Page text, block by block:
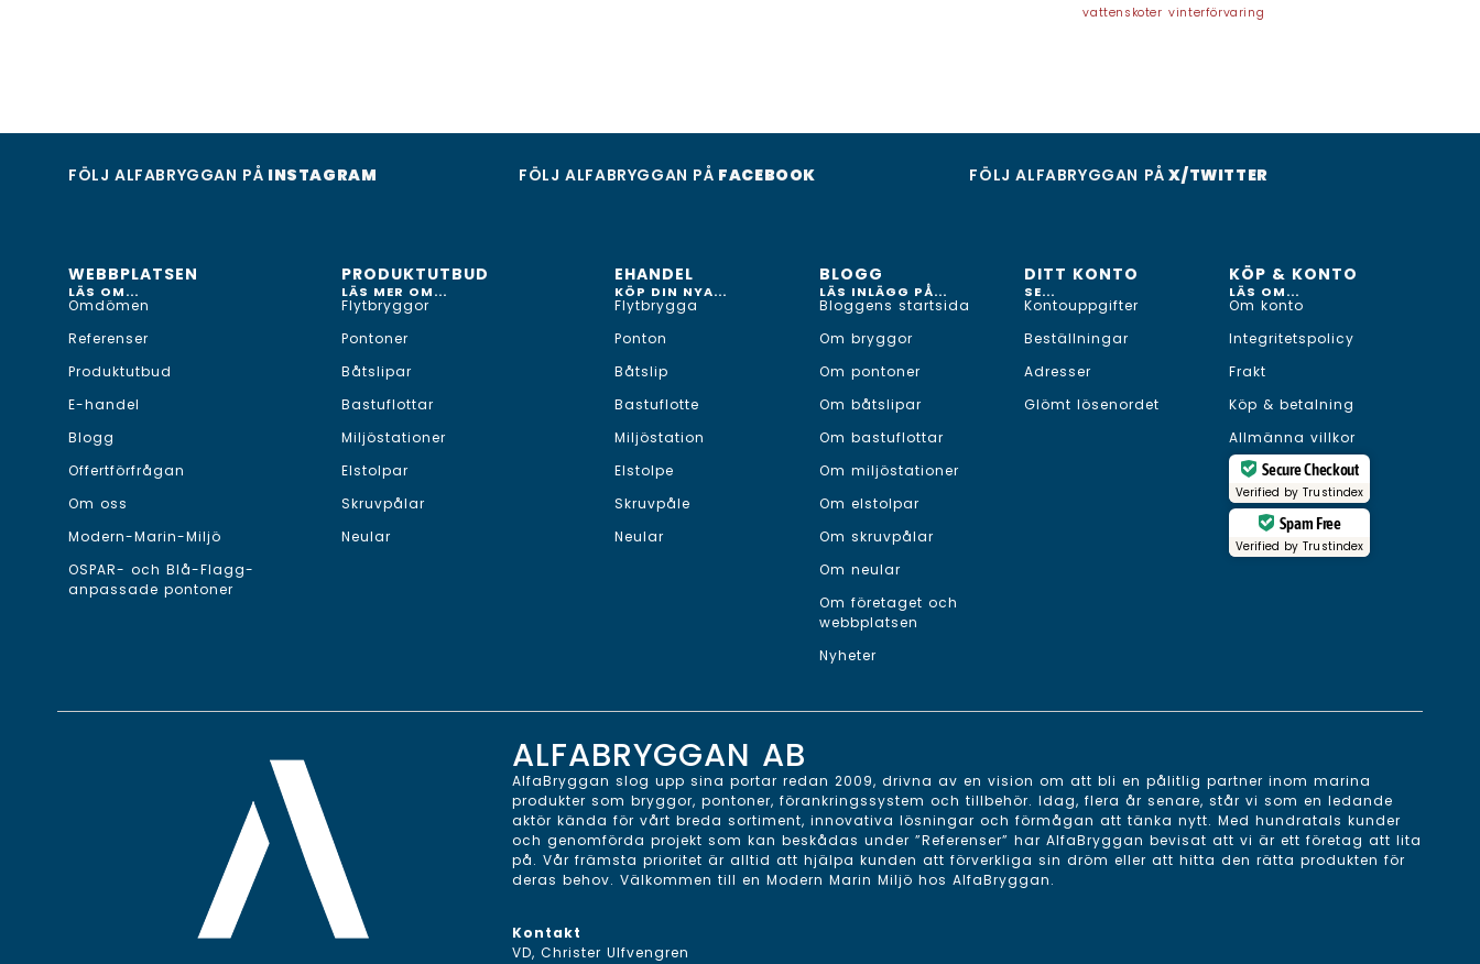
vattenskoter vinterförvaring
FÖLJ ALFABRYGGAN PÅ INSTAGRAM FÖLJ ALFABRYGGAN PÅ FACEBOOK FÖLJ ALFABRYGGAN PÅ X/TWITTER
WEBBPLATSEN
LÄS OM...
Omdömen
Referenser
Produktutbud
E-handel
Blogg
Offertförfrågan
Om oss
Modern-Marin-Miljö
OSPAR- och Blå-Flagg-
anpassade pontoner
PRODUKTUTBUD
LÄS MER OM...
Flytbryggor
Pontoner
Båtslipar
Bastuflottar
Miljöstationer
Elstolpar
Skruvpålar
Neular
EHANDEL
KÖP DIN NYA...
Flytbrygga
Ponton
Båtslip
Bastuflotte
Miljöstation
Elstolpe
Skruvpåle
Neular
BLOGG
LÄS INLÄGG PÅ...
Bloggens startsida
Om bryggor
Om pontoner
Om båtslipar
Om bastuflottar
Om miljöstationer
Om elstolpar
Om skruvpålar
Om neular
Om företaget och
webbplatsen
Nyheter
DITT KONTO
SE...
Kontouppgifter
Beställningar
Adresser
Glömt lösenordet
KÖP & KONTO
LÄS OM...
Om konto
Integritetspolicy
Frakt
Köp & betalning
Allmänna villkor
Secure Checkout
Verified byTrustindex
Spam Free
Verified byTrustindex
ALFABRYGGAN AB
AlfaBryggan slog upp sina portar redan 2009, drivna av en vision om att bli en pålitlig partner inom marina
produkter som bryggor, pontoner, förankringssystem och tillbehör. Idag, flera år senare, står vi som en ledande
aktör kända för vårt breda sortiment, innovativa lösningar och förmågan att tänka nytt. Med hundratals kunder
och genomförda projekt som kan beskådas under ”Referenser” har AlfaBryggan bevisat att vi är ett företag att lita
på. Vår främsta prioritet är alltid att hjälpa kunden att förverkliga sin dröm eller att hitta den rätta produkten för
deras behov. Välkommen till en Modern Marin Miljö hos AlfaBryggan.
Kontakt
VD, Christer Ulfvengren